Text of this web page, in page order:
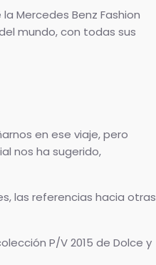
Mercedes Benz Fashion
mundo, con todas sus
en ese viaje, pero
nos ha sugerido,
las referencias hacia otras
P/V 2015 de Dolce y